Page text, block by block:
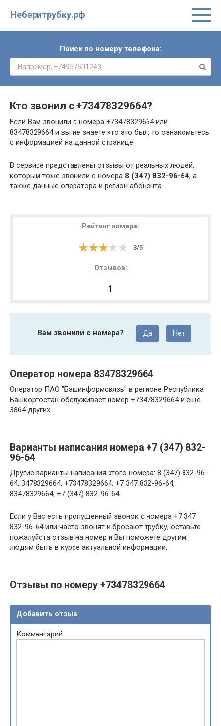
Неберитрубку.рф
Поиск по номеру телефона:
Кто звонил с +73478329664?
Если Вам звонили с номера +73478329664 или
83478329664 и вы не знаете кто это был, то ознакомьтесь
с информацией на данной странице.
В сервисе представлены отзывы от реальных людей,
которым тоже звонили с номера 8 (347) 832-96-64, а
также данные оператора и регион абонента.
Рейтинг номера:
★★★★★
★★★★★ 3/5
Отзывов:
1
Вам звонили с номера? Да Нет
Оператор номера 83478329664
Оператор ПАО "Башинформсвязь" в регионе Республика
Башкортостан обслуживает номер +73478329664 и еще
3864 других.
Варианты написания номера +7 (347) 832-
96-64
Другие варианты написания этого номера: 8 (347) 832-96-
64, 3478329664, +73478329664, +7 347 832-96-64,
83478329664, +7 (347) 832-96-64.
Если у Вас есть пропущенный звонок с номера +7 347
832-96-64 или часто звонят и бросают трубку, оставьте
пожалуйста отзыв на номер и Вы поможете другим
людям быть в курсе актуальной информации.
Отзывы по номеру +73478329664
Добавить отзыв
Комментарий